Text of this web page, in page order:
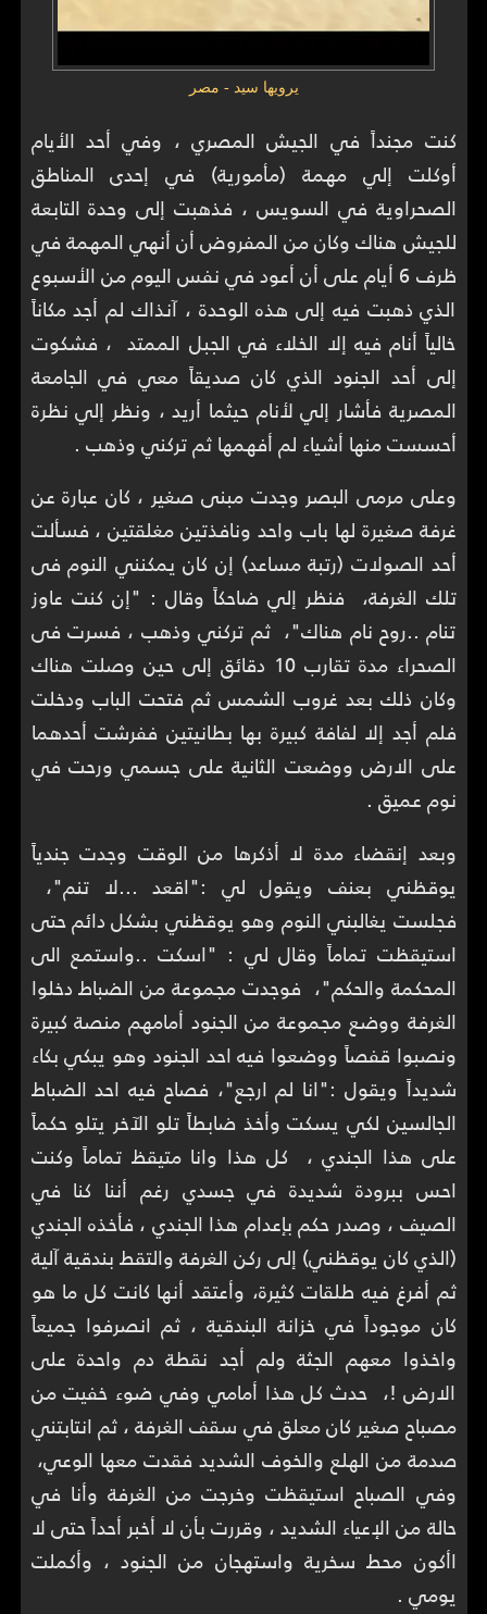
يرويها سيد - مصر
كنت مجنداً في الجيش المصري ، وفي أحد الأيام
أوكلت إلي مهمة (مأمورية) في إحدى المناطق
الصحراوية في السويس ، فذهبت إلى وحدة التابعة
للجيش هناك وكان من المفروض أن أنهي المهمة في
ظرف 6 أيام على أن أعود في نفس اليوم من الأسبوع
الذي ذهبت فيه إلى هذه الوحدة ، آنذاك لم أجد مكاناً
خالياً أنام فيه إلا الخلاء في الجبل الممتد ، فشكوت
إلى أحد الجنود الذي كان صديقاً معي في الجامعة
المصرية فأشار إلي لأنام حيثما أريد ، ونظر إلي نظرة
أحسست منها أشياء لم أفهمها ثم تركني وذهب .
وعلى مرمى البصر وجدت مبنى صغير ، كان عبارة عن
غرفة صغيرة لها باب واحد ونافذتين مغلقتين ، فسألت
أحد الصولات (رتبة مساعد) إن كان يمكنني النوم فى
تلك الغرفة، فنظر إلي ضاحكاً وقال : "إن كنت عاوز
تنام ..روح نام هناك"، ثم تركني وذهب ، فسرت فى
الصحراء مدة تقارب 10 دقائق إلى حين وصلت هناك
وكان ذلك بعد غروب الشمس ثم فتحت الباب ودخلت
فلم أجد إلا لفافة كبيرة بها بطانيتين ففرشت أحدهما
على الارض ووضعت الثانية على جسمي ورحت في
نوم عميق .
وبعد إنقضاء مدة لا أذكرها من الوقت وجدت جندياً
يوقظني بعنف ويقول لي :"اقعد ...لا تنم"،
فجلست يغالبني النوم وهو يوقظني بشكل دائم حتى
استيقظت تماماً وقال لي : "اسكت ..واستمع الى
المحكمة والحكم"، فوجدت مجموعة من الضباط دخلوا
الغرفة ووضع مجموعة من الجنود أمامهم منصة كبيرة
ونصبوا قفصاً ووضعوا فيه احد الجنود وهو يبكي بكاء
شديداً ويقول :"انا لم ارجع"، فصاح فيه احد الضباط
الجالسين لكي يسكت وأخذ ضابطاً تلو الآخر يتلو حكماً
على هذا الجندي ، كل هذا وانا متيقظ تماماً وكنت
احس ببرودة شديدة في جسدي رغم أننا كنا في
الصيف ، وصدر حكم بإعدام هذا الجندي ، فأخذه الجندي
(الذي كان يوقظني) إلى ركن الغرفة والتقط بندقية آلية
ثم أفرغ فيه طلقات كثيرة، وأعتقد أنها كانت كل ما هو
كان موجوداً في خزانة البندقية ، ثم انصرفوا جميعاً
واخذوا معهم الجثة ولم أجد نقطة دم واحدة على
الارض !، حدث كل هذا أمامي وفي ضوء خفيت من
مصباح صغير كان معلق في سقف الغرفة ، ثم انتابتني
صدمة من الهلع والخوف الشديد فقدت معها الوعي،
وفي الصباح استيقظت وخرجت من الغرفة وأنا في
حالة من الإعياء الشديد ، وقررت بأن لا أخبر أحداً حتى لا
اأكون محط سخرية واستهجان من الجنود ، وأكملت
يومي .